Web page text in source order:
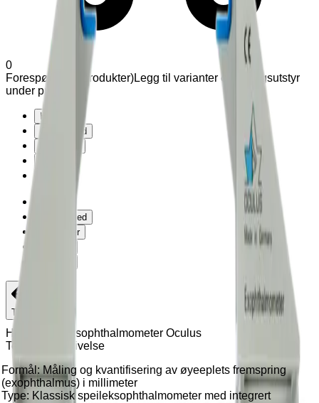
0
Forespørsel (
produkter)Legg til varianter og tilleggsutstyr
under produkter
Hjem
Om Exmed
Om Exmed
Produkter
Tilbake
Hertel speileksophthalmometer Oculus
Teknisk beskrivelse
Formål: Måling og kvantifisering av øyeeplets fremspring
(exophthalmus) i millimeter
Type: Klassisk speileksophthalmometer med integrert